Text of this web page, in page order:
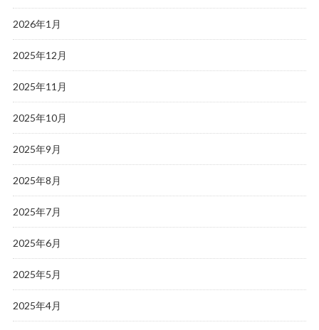
2026年1月
2025年12月
2025年11月
2025年10月
2025年9月
2025年8月
2025年7月
2025年6月
2025年5月
2025年4月